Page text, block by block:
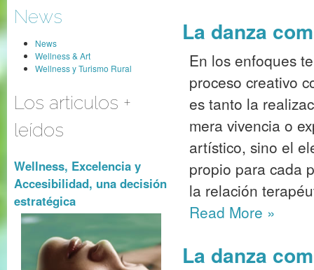
News
News
Wellness & Art
Wellness y Turismo Rural
Los articulos +
leídos
Wellness, Excelencia y
Accesibilidad, una decisión
estratégica
La danza
En los enfoques
proceso creativo
es tanto la
mera vivencia o
artístico, sino el
propio para cada
la relación
Read More »
La danza